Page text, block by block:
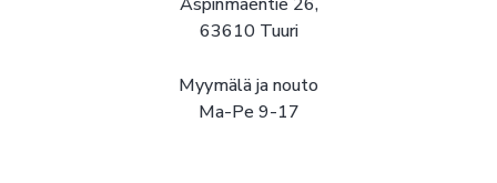
63610 Tuuri
Myymälä ja nouto
Ma-Pe 9-17